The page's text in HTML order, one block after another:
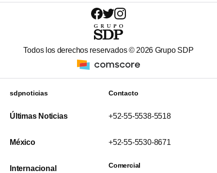
Todos los derechos reservados © 2026 Grupo SDP
sdpnoticias
Últimas Noticias
México
Internacional
Contacto
+52-55-5538-5518
+52-55-5530-8671
Comercial